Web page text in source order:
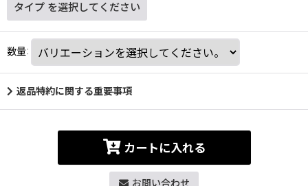
タイプ を選択してください
数量:
返品特約に関する重要事項
カートに入れる
お問い合わせ